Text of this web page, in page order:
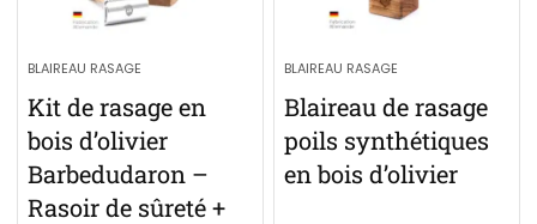
BLAIREAU RASAGE
Kit de rasage en
bois d’olivier
Barbedudaron –
Rasoir de sûreté +
BLAIREAU RASAGE
Blaireau de rasage
poils synthétiques
en bois d’olivier